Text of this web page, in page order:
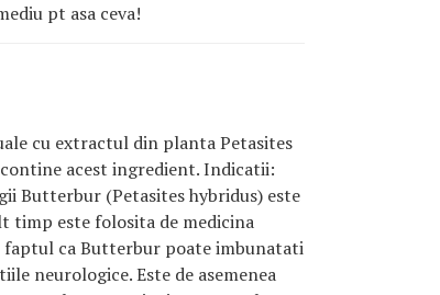
pt asa ceva!
cu extractul din planta Petasites
acest ingredient. Indicatii:
Butterbur (Petasites hybridus) este
timp este folosita de medicina
ca Butterbur poate imbunatati
neurologice. Este de asemenea